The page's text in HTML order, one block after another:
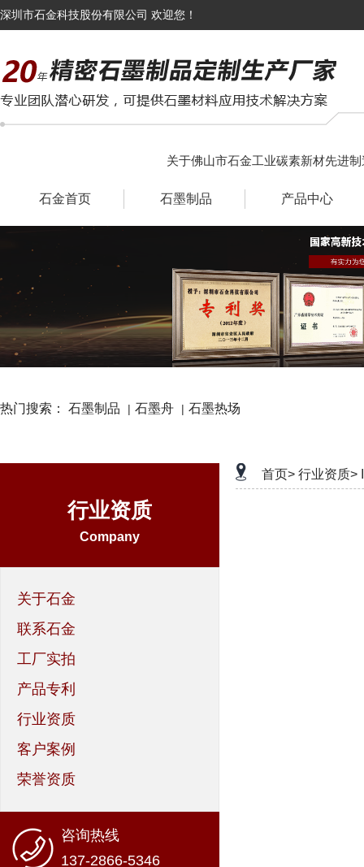
深圳市石金科技股份有限公司 欢迎您！
关于佛山市石金工业碳素新材先进
石金首页 石墨制品 产品中心
热门搜索： 石墨制品 | 石墨舟 | 石墨热场
行业资质
Company
关于石金
联系石金
工厂实拍
产品专利
行业资质
客户案例
荣誉资质
咨询热线
137-2866-5346
首页> 行业资质>